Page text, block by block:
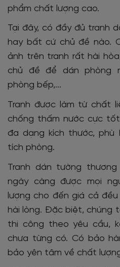
phẩm chất lượng cao.
Tại đây, có đầy đủ tranh
hay bất cứ chủ đề nào.
ảnh trên tranh rất hài
chủ đề để dán phòng
phòng bếp,...
Tranh được làm từ chất
chống thấm nước cực
đa dạng kích thước, phù
tích phòng.
Tranh dán tường
ngày càng được mọi
lượng cho đến giá cả
hài lòng. Đặc biệt, chúng
thi công theo yêu cầu,
chưa từng có. Có bảo
bảo yên tâm về chất